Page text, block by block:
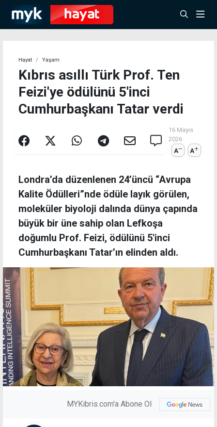
Hayat Yaşam
Kıbrıs asıllı Türk Prof. Ten
Feizi'ye ödülünü 5'inci
Cumhurbaşkanı Tatar verdi
16 Mayıs
2026
A
A
Londra’da düzenlenen 24’üncü “Avrupa
Kalite Ödülleri”nde ödüle layık görülen,
moleküler biyoloji dalında dünya çapında
büyük bir üne sahip olan Lefkoşa
doğumlu Prof. Feizi, ödülünü 5'inci
Cumhurbaşkanı Tatar’ın elinden aldı.
MYKibris.com'a Abone Ol